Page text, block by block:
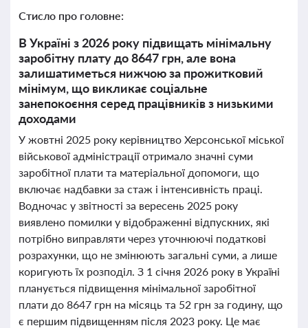
Стисло про головне:
В Україні з 2026 року підвищать мінімальну
заробітну плату до 8647 грн, але вона
залишатиметься нижчою за прожитковий
мінімум, що викликає соціальне
занепокоєння серед працівників з низькими
доходами
У жовтні 2025 року керівництво Херсонської міської
військової адміністрації отримало значні суми
заробітної плати та матеріальної допомоги, що
включає надбавки за стаж і інтенсивність праці.
Водночас у звітності за вересень 2025 року
виявлено помилки у відображенні відпускних, які
потрібно виправляти через уточнюючі податкові
розрахунки, що не змінюють загальні суми, а лише
коригують їх розподіл. З 1 січня 2026 року в Україні
планується підвищення мінімальної заробітної
плати до 8647 грн на місяць та 52 грн за годину, що
є першим підвищенням після 2023 року. Це має